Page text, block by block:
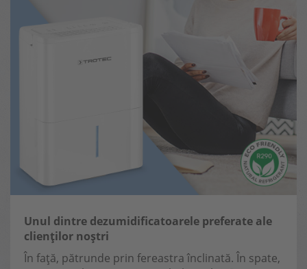
Unul dintre dezumidificatoarele preferate ale
clienților noștri
În față, pătrunde prin fereastra înclinată. În spate,